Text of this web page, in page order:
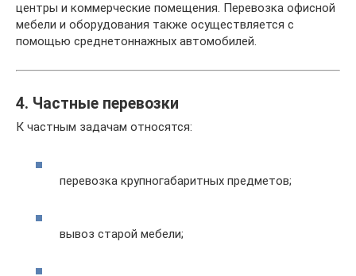
центры и коммерческие помещения. Перевозка офисной
мебели и оборудования также осуществляется с
помощью среднетоннажных автомобилей.
4. Частные перевозки
К частным задачам относятся:
перевозка крупногабаритных предметов;
вывоз старой мебели;